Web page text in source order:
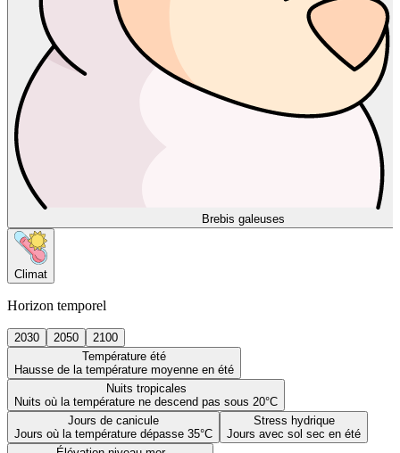
Brebis galeuses
Climat
Horizon temporel
2030 2050
2100
Température été
Hausse de la température moyenne en été
Nuits tropicales
Nuits où la température ne descend pas sous 20°C
Jours de canicule
Jours où la température dépasse 35°C
Stress hydrique
Jours avec sol sec en été